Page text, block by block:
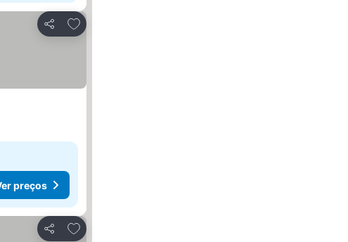
Partilhar
Adicionar aos favoritos
preços
Partilhar
Adicionar aos favoritos